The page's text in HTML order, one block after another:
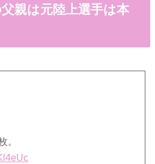
親は元陸上選手は本
。